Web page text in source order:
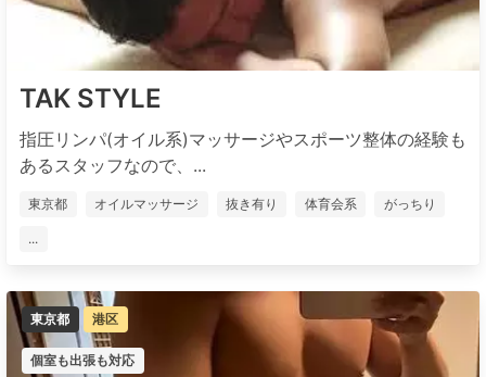
TAK STYLE
指圧リンパ(オイル系)マッサージやスポーツ整体の経験も
あるスタッフなので、...
東京都 オイルマッサージ 抜き有り 体育会系 がっちり
...
東京都 港区
個室も出張も対応